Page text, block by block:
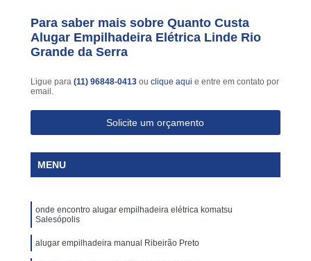
Para saber mais sobre Quanto Custa
Alugar Empilhadeira Elétrica Linde Rio
Grande da Serra
Ligue para (11) 96848-0413 ou clique aqui e entre em contato por
email.
Solicite um orçamento
MENU
onde encontro alugar empilhadeira elétrica komatsu
Salesópolis
alugar empilhadeira manual Ribeirão Preto